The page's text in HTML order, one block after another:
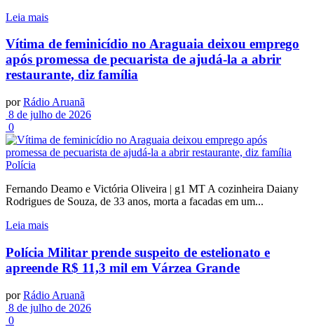
Leia mais
Vítima de feminicídio no Araguaia deixou emprego
após promessa de pecuarista de ajudá-la a abrir
restaurante, diz família
por Rádio Aruanã
8 de julho de 2026
0
Polícia
Fernando Deamo e Victória Oliveira | g1 MT A cozinheira Daiany
Rodrigues de Souza, de 33 anos, morta a facadas em um...
Leia mais
Polícia Militar prende suspeito de estelionato e
apreende R$ 11,3 mil em Várzea Grande
por Rádio Aruanã
8 de julho de 2026
0